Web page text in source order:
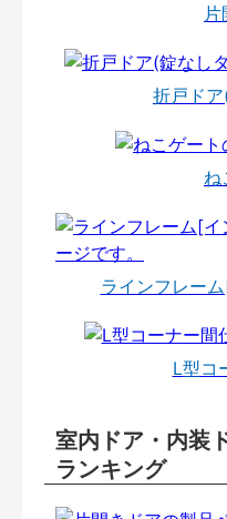
折戸ド
ね
ラインフレー
L型コ
室内ドア・内装
ランキング